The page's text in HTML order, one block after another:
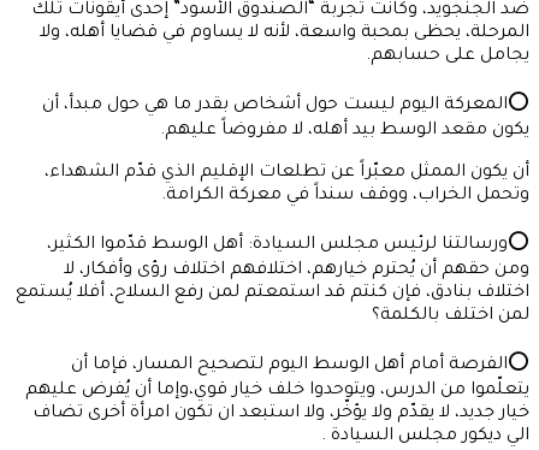
ضد الجنجويد، وكانت تجربة “الصندوق الأسود” إحدى أيقونات تلك
المرحلة، يحظى بمحبة واسعة، لأنه لا يساوم في قضايا أهله، ولا
يجامل على حسابهم.
⭕المعركة اليوم ليست حول أشخاص بقدر ما هي حول مبدأ، أن
يكون مقعد الوسط بيد أهله، لا مفروضاً عليهم.
أن يكون الممثل معبّراً عن تطلعات الإقليم الذي قدّم الشهداء،
وتحمل الخراب، ووقف سنداً في معركة الكرامة.
⭕ورسالتنا لرئيس مجلس السيادة: أهل الوسط قدّموا الكثير،
ومن حقهم أن يُحترم خيارهم، اختلافهم اختلاف رؤى وأفكار، لا
اختلاف بنادق، فإن كنتم قد استمعتم لمن رفع السلاح، أفلا يُستمع
لمن اختلف بالكلمة؟
⭕الفرصة أمام أهل الوسط اليوم لتصحيح المسار، فإما أن
يتعلّموا من الدرس، ويتوحدوا خلف خيار قوي،وإما أن يُفرض عليهم
خيار جديد، لا يقدّم ولا يؤخّر، ولا استبعد ان تكون امرأة أخرى تضاف
الي ديكور مجلس السيادة .